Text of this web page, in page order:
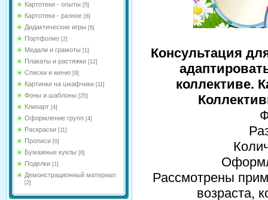
Картотеки - опыты [5]
Картотеки - разное [6]
Дидактические игры [6]
Портфолио [2]
Медали и грамоты [1]
Плакаты и растяжки [12]
Списки и меню [9]
Картинки на шкафчики [11]
Фоны и шаблоны [25]
Клипарт [4]
Оформление групп [4]
Раскраски [11]
Прописи [0]
Бумажные куклы [6]
Поделки [1]
Демонстрационный материал
[2]
Консультация
коллективе.
Рассмотрены
возраста,